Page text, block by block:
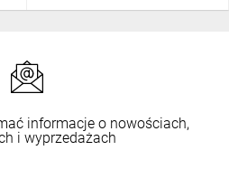
informacje o nowościach,
i wyprzedażach